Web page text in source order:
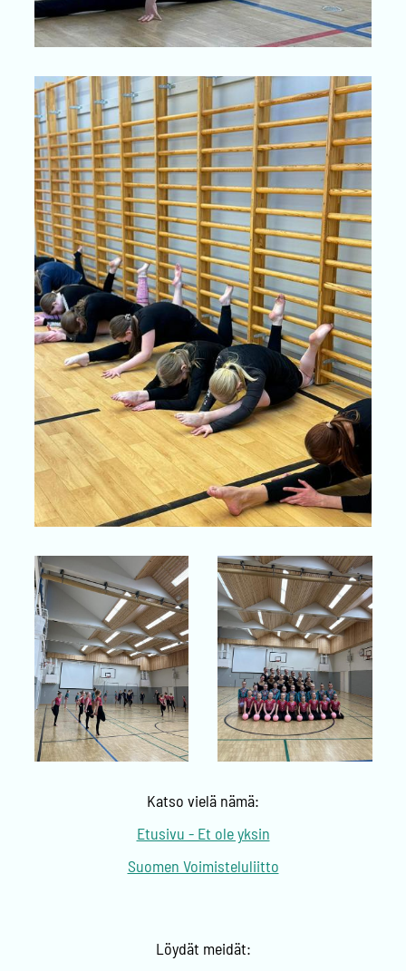
Katso vielä nämä:
Etusivu - Et ole yksin
Suomen Voimisteluliitto
Löydät meidät: